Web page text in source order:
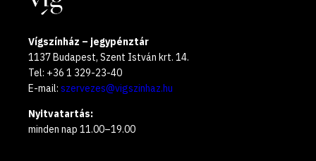
Vígszínház – jegypénztár
1137 Budapest, Szent István krt. 14.
Tel: +36 1 329-23-40
E-mail: szervezes@vigszinhaz.hu
Nyitvatartás:
minden nap 11.00–19.00